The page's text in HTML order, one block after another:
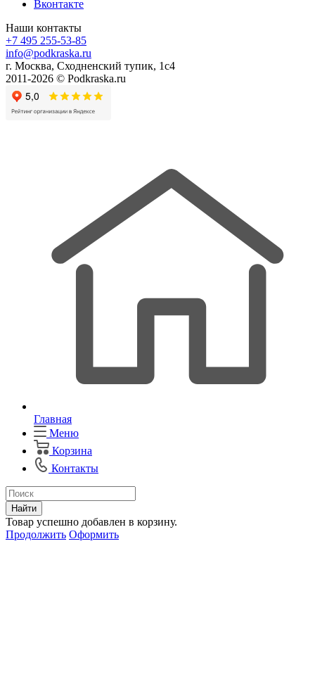
Вконтакте
Наши контакты
+7 495 255-53-85
info@podkraska.ru
г. Москва, Сходненский тупик, 1с4
2011-2026 © Podkraska.ru
Главная
Меню
Корзина
Контакты
Найти
Товар успешно добавлен в корзину.
Продолжить Оформить